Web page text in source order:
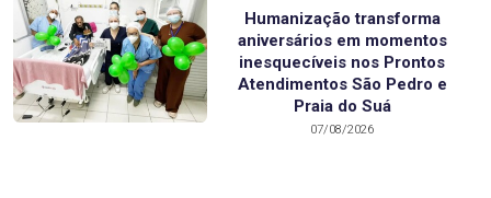
Humanização transforma
aniversários em momentos
inesquecíveis nos Prontos
Atendimentos São Pedro e
Praia do Suá
07/08/2026